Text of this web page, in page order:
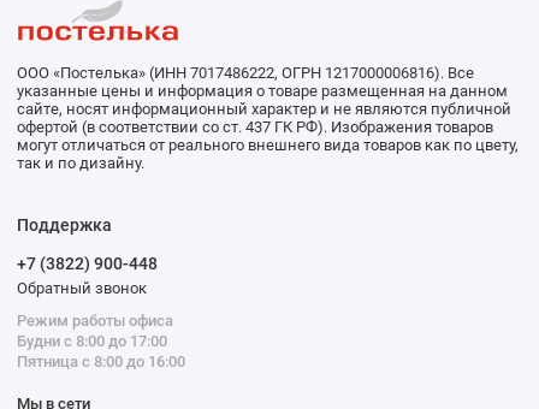
ООО «Постелька» (ИНН 7017486222, ОГРН 1217000006816). Все
указанные цены и информация о товаре размещенная на данном
сайте, носят информационный характер и не являются публичной
офертой (в соответствии со ст. 437 ГК РФ). Изображения товаров
могут отличаться от реального внешнего вида товаров как по цвету,
так и по дизайну.
Поддержка
+7 (3822) 900-448
Обратный звонок
Режим работы офиса
Будни с 8:00 до 17:00
Пятница с 8:00 до 16:00
Мы в сети